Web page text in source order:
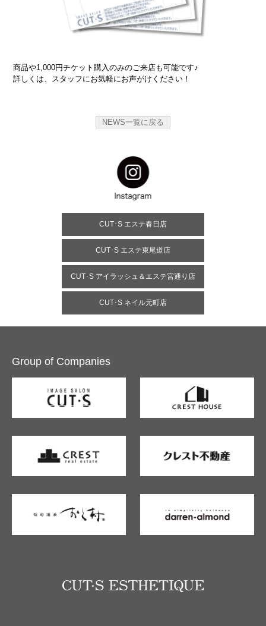
商品や1,000円チケット購入のみのご来店も可能です♪
詳しくは、スタッフにお気軽にお声がけください！
NEWS一覧に戻る
CUT･S エステ春日店
CUT･S エステ東尾道店
CUT･S アイラッシュ＆エステ宮通り店
CUT･S ネイル元町店
Group of Companies